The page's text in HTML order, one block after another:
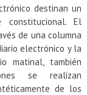
destinan un
El
de una columna
electrónico y la
matinal, también
se realizan
de los